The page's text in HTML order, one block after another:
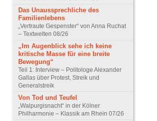
Das Unaussprechliche des
Familienlebens
„Vertraute Gespenster“ von Anna Ruchat
– Textwelten 08/26
„Im Augenblick sehe ich keine
kritische Masse für eine breite
Bewegung“
Teil 1: Interview – Politologe Alexander
Gallas über Protest, Streik und
Generalstreik
Von Tod und Teufel
„Walpurgisnacht“ in der Kölner
Philharmonie – Klassik am Rhein 07/26